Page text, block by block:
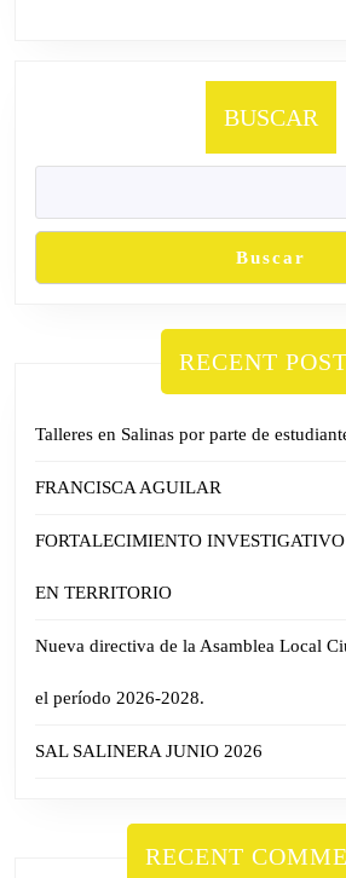
BUSCAR
Buscar
RECENT
Talleres en Salinas por parte de
FRANCISCA AGUILAR
FORTALECIMIENTO
EN TERRITORIO
Nueva directiva de la Asamblea Local
el período 2026-2028.
SAL SALINERA JUNIO 2026
RECENT